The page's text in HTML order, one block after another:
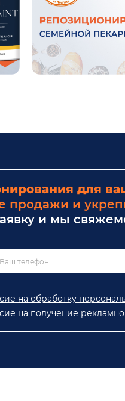
для
продажи и
и мы
на обработку
на получение